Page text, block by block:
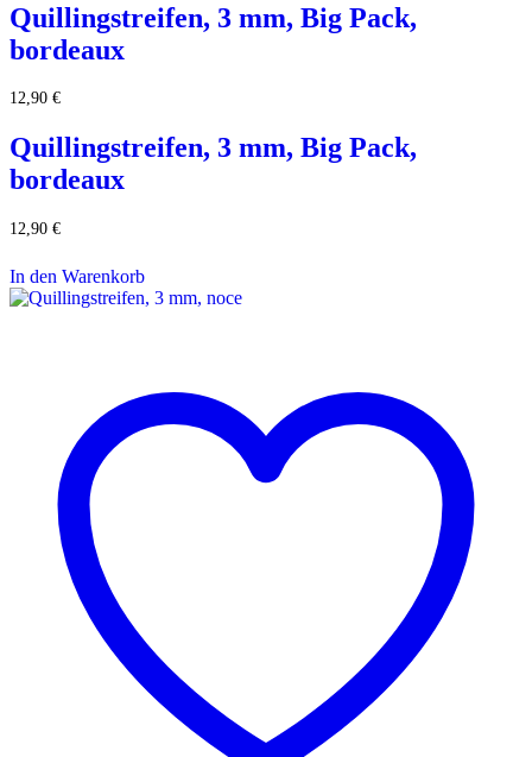
Quillingstreifen, 3 mm, Big Pack,
bordeaux
12,90 €
Quillingstreifen, 3 mm, Big Pack,
bordeaux
12,90 €
In den Warenkorb